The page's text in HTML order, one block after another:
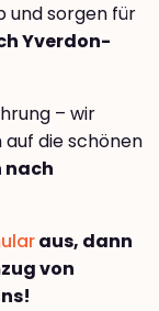
und sorgen für
Yverdon-
– wir
auf die schönen
nach
aus, dann
von